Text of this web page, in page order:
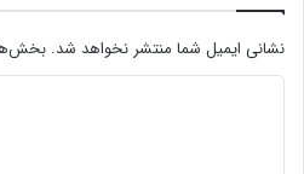
نشانی ایمیل شما منتشر نخواهد شد.